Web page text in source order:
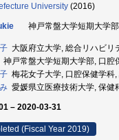
University (2016)
神戸常盤大学短期大学
大阪府立大学, 総合リハビ
神戸常盤大学短期大学部, 口
梅花女子大学, 口腔保健学科
愛媛県立医療技術大学, 保
– 2020-03-31
(Fiscal Year 2019)